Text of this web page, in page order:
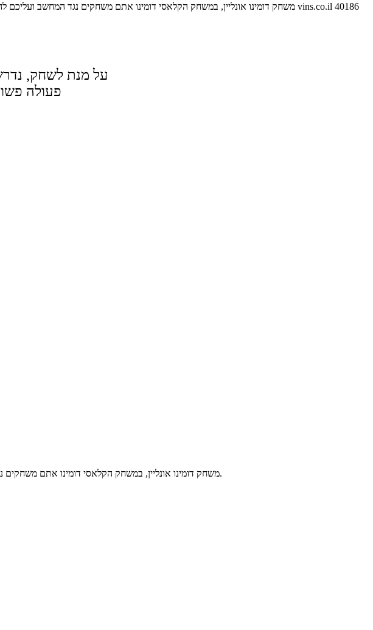
משחק דומינו אונליין, במשחק הקלאסי דומינו אתם משחקים נגד המחשב ועליכם vins.co.il 40186
על מנת לשחק,
פעולה
משחק דומינו אונליין, במשחק הקלאסי דומינו אתם משחקים נגד המחשב ועליכם להצמיד קוביות דומינו עם מספרים זהים כשהמטרה היא להשתמש בכל קוביות הדומינו שלכם לפני היריב.